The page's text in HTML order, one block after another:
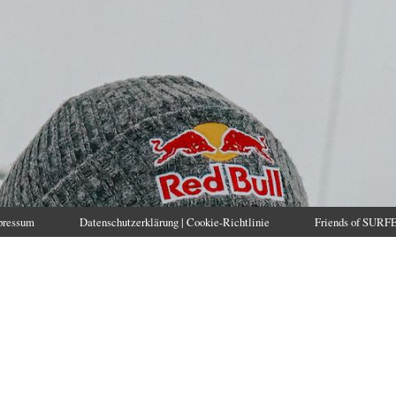
Datenschutzerklärung | Cookie-Richtlinie Friends of